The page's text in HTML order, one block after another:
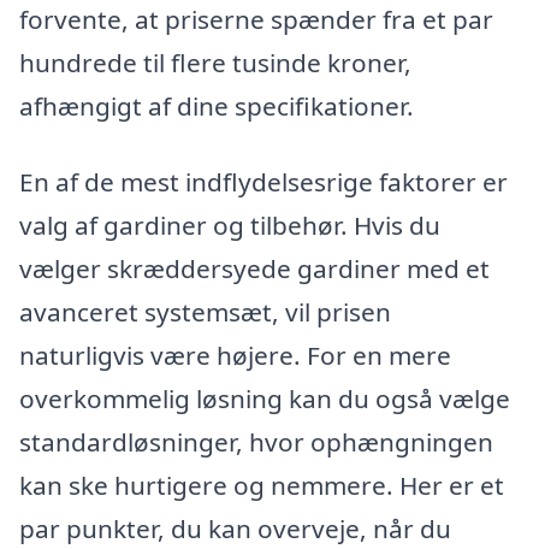
forvente, at priserne spænder fra et par
hundrede til flere tusinde kroner,
afhængigt af dine specifikationer.
En af de mest indflydelsesrige faktorer er
valg af gardiner og tilbehør. Hvis du
vælger skræddersyede gardiner med et
avanceret systemsæt, vil prisen
naturligvis være højere. For en mere
overkommelig løsning kan du også vælge
standardløsninger, hvor ophængningen
kan ske hurtigere og nemmere. Her er et
par punkter, du kan overveje, når du